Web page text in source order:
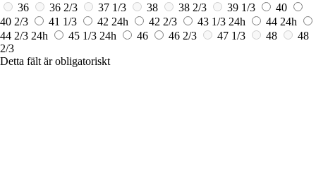
36
36 2/3 37 1/3 38 38 2/3 39 1/3
40
40 2/3
41 1/3 42 24h 42 2/3 43 1/3 24h 44 24h
44 2/3 24h 45 1/3 24h 46 46 2/3 47 1/3 48
48
2/3
Detta fält är obligatoriskt